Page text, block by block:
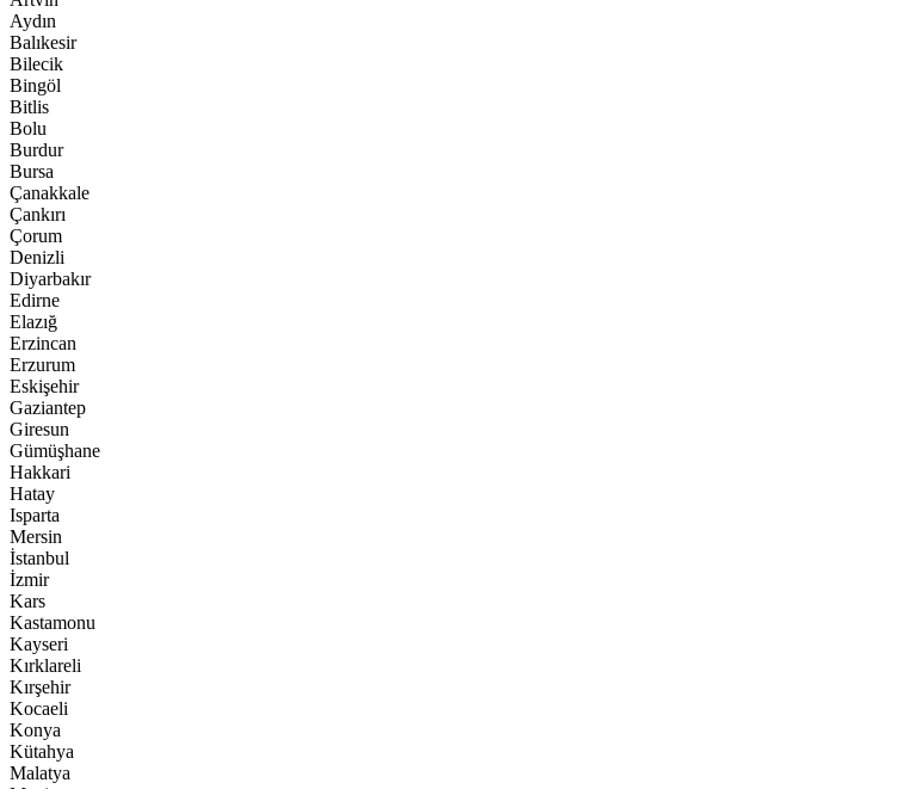
Aydın
Balıkesir
Bilecik
Bingöl
Bitlis
Bolu
Burdur
Bursa
Çanakkale
Çankırı
Çorum
Denizli
Diyarbakır
Edirne
Elazığ
Erzincan
Erzurum
Eskişehir
Gaziantep
Giresun
Gümüşhane
Hakkari
Hatay
Isparta
Mersin
İstanbul
İzmir
Kars
Kastamonu
Kayseri
Kırklareli
Kırşehir
Kocaeli
Konya
Kütahya
Malatya